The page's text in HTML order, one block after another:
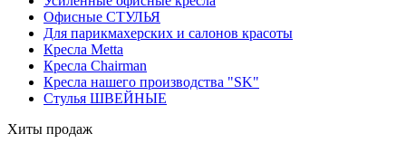
Офисные СТУЛЬЯ
Для парикмахерских и салонов красоты
Кресла Metta
Кресла Chairman
Кресла нашего производства "SK"
Стулья ШВЕЙНЫЕ
Хиты продаж